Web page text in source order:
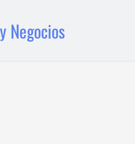
Negocios